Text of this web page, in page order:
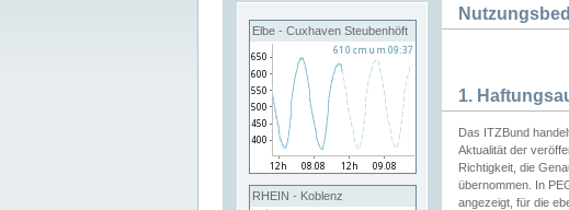
Elbe - Cuxhaven Steubenhöft
RHEIN - Koblenz
1.
Das ITZBund
Aktualität der
Richtigkeit, die
übernommen. In
angezeigt, für die